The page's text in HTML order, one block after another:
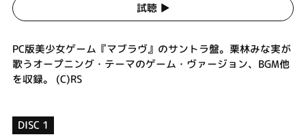
試聴 ▶︎
PC版美少女ゲーム『マブラヴ』のサントラ盤。栗林みな実が
歌うオープニング・テーマのゲーム・ヴァージョン、BGM他
を収録。 (C)RS
DISC 1